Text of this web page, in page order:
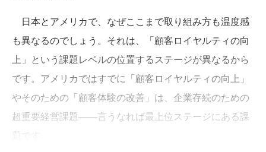
日本とアメリカで、なぜここまで取り組み方も温度感
も異なるのでしょう。それは、「顧客ロイヤルティの向
上」という課題レベルの位置するステージが異なるから
です。アメリカではすでに「顧客ロイヤルティの向上」
やそのための「顧客体験の改善」は、企業存続のための
超重要経営課題――言うなれば最上位ステージにある課